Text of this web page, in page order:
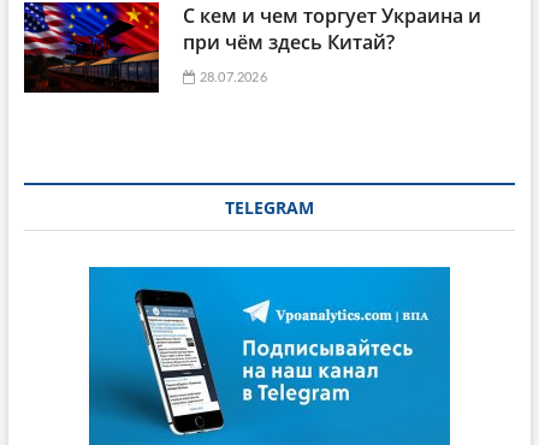
С кем и чем торгует Украина и
при чём здесь Китай?
28.07.2026
TELEGRAM